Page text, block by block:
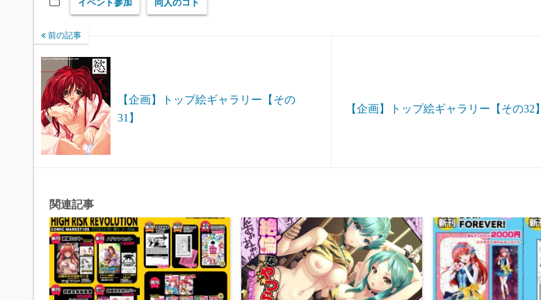
r
ok In a
イベント参加 同人のコト
前の記事
【企画】トップ絵ギャラリー【その
31】
【企画】トップ絵ギャラリー【その32】
関連記事